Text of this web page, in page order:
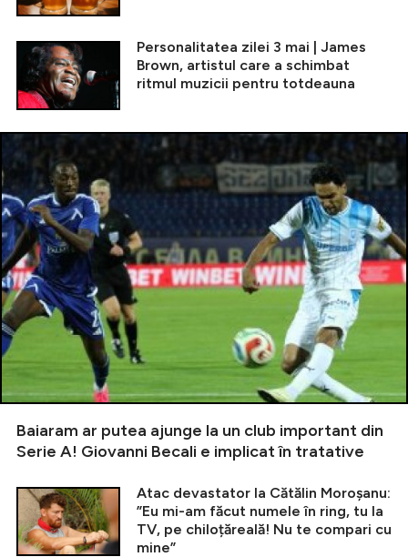
Personalitatea zilei 3 mai | James
Brown, artistul care a schimbat
ritmul muzicii pentru totdeauna
Baiaram ar putea ajunge la un club important din
Serie A! Giovanni Becali e implicat în tratative
Atac devastator la Cătălin Moroșanu:
”Eu mi-am făcut numele în ring, tu la
TV, pe chiloțăreală! Nu te compari cu
mine”